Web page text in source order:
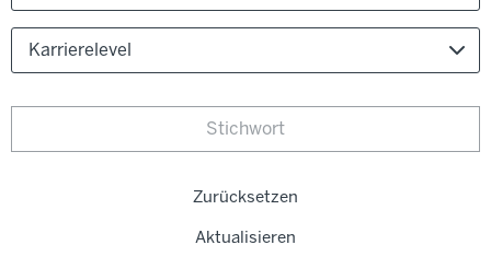
Karrierelevel
Zurücksetzen
Aktualisieren